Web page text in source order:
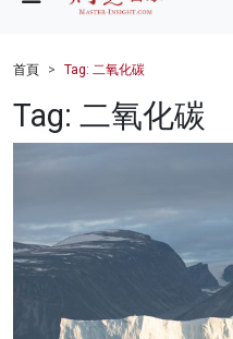
財經
健康
科技
影片
名家榜
首頁 Tag: 二氧化碳
Tag: 二氧化碳